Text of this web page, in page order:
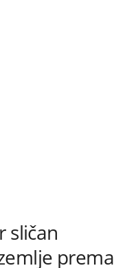
sličan
prema